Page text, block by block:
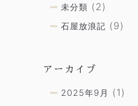
未分類 (2)
石屋放浪記 (9)
アーカイブ
2025年9月 (1)